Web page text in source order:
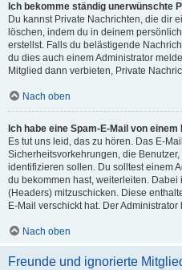
Ich bekomme ständig unerwünschte
Du kannst Private Nachrichten, die dir
löschen, indem du in deinem
erstellst. Falls du belästigende
du dies auch einem Administrator
Mitglied dann verbieten, Private
Nach oben
Ich habe eine Spam-E-Mail von
Es tut uns leid, das zu hören. Das E-
Sicherheitsvorkehrungen, die
identifizieren sollen. Du solltest einem
du bekommen hast, weiterleiten.
(Headers) mitzuschicken. Diese
E-Mail verschickt hat. Der
Nach oben
Freunde und ignorierte